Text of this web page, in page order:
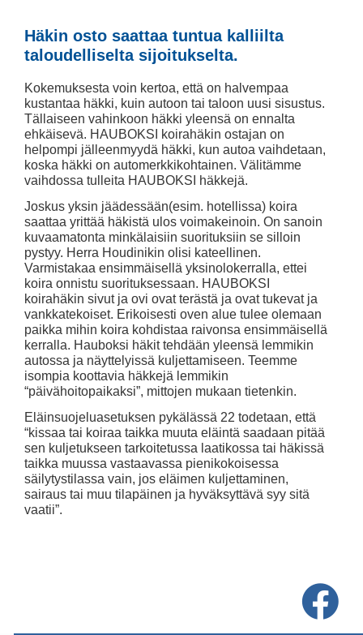
Häkin osto saattaa tuntua kalliilta
taloudelliselta sijoitukselta.
Kokemuksesta voin kertoa, että on halvempaa
kustantaa häkki, kuin autoon tai taloon uusi sisustus.
Tällaiseen vahinkoon häkki yleensä on ennalta
ehkäisevä. HAUBOKSI koirahäkin ostajan on
helpompi jälleenmyydä häkki, kun autoa vaihdetaan,
koska häkki on automerkkikohtainen. Välitämme
vaihdossa tulleita HAUBOKSI häkkejä.
Joskus yksin jäädessään(esim. hotellissa) koira
saattaa yrittää häkistä ulos voimakeinoin. On sanoin
kuvaamatonta minkälaisiin suorituksiin se silloin
pystyy. Herra Houdinikin olisi kateellinen.
Varmistakaa ensimmäisellä yksinolokerralla, ettei
koira onnistu suorituksessaan. HAUBOKSI
koirahäkin sivut ja ovi ovat terästä ja ovat tukevat ja
vankkatekoiset. Erikoisesti oven alue tulee olemaan
paikka mihin koira kohdistaa raivonsa ensimmäisellä
kerralla. Hauboksi häkit tehdään yleensä lemmikin
autossa ja näyttelyissä kuljettamiseen. Teemme
isompia koottavia häkkejä lemmikin
“päivähoitopaikaksi”, mittojen mukaan tietenkin.
Eläinsuojeluasetuksen pykälässä 22 todetaan, että
“kissaa tai koiraa taikka muuta eläintä saadaan pitää
sen kuljetukseen tarkoitetussa laatikossa tai häkissä
taikka muussa vastaavassa pienikokoisessa
säilytystilassa vain, jos eläimen kuljettaminen,
sairaus tai muu tilapäinen ja hyväksyttävä syy sitä
vaatii”.